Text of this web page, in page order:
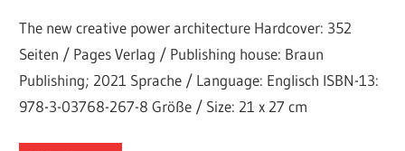
The new creative power architecture Hardcover: 352
Seiten / Pages Verlag / Publishing house: Braun
Publishing; 2021 Sprache / Language: Englisch ISBN-13:
978-3-03768-267-8 Größe / Size: 21 x 27 cm